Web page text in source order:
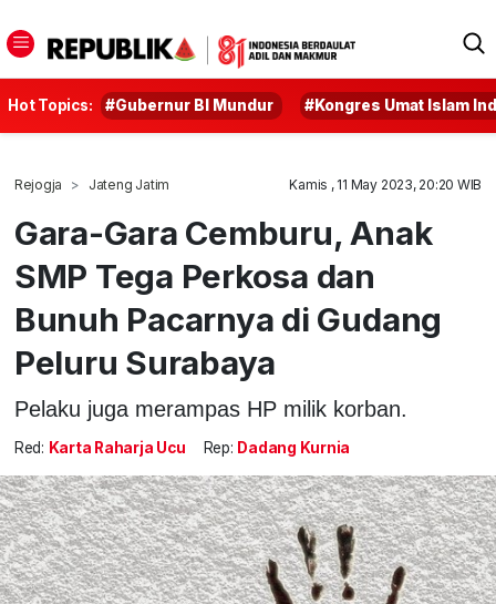
Hot Topics: #Gubernur BI Mundur #Kongres Umat Islam
Rejogja Jateng Jatim Kamis , 11 May 2023, 20:20 WIB
Gara-Gara Cemburu, Anak
SMP Tega Perkosa dan
Bunuh Pacarnya di Gudang
Peluru Surabaya
Pelaku juga merampas HP milik korban.
Red: Karta Raharja Ucu Rep: Dadang Kurnia